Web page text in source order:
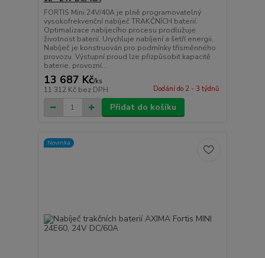
FORTIS Mini 24V/40A je plně programovatelný
vysokofrekvenční nabíječ TRAKČNÍCH baterií.
Optimalizace nabíjecího procesu prodlužuje
životnost baterií. Urychluje nabíjení a šetří energii.
Nabíječ je konstruován pro podmínky třísměnného
provozu. Výstupní proud lze přizpůsobit kapacitě
baterie, provozní...
13 687 Kč/ks
11 312 Kč bez DPH Dodání do 2 - 3 týdnů
Přidat do košíku
Novinka